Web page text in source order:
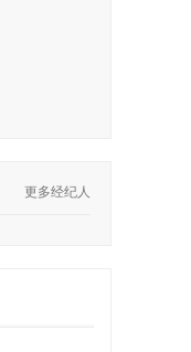
更多经纪人